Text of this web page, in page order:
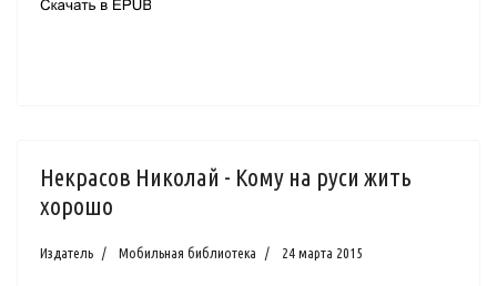
Некрасов Николай - Кому на руси жить
хорошо
Издатель Мобильная библиотека 24 марта 2015